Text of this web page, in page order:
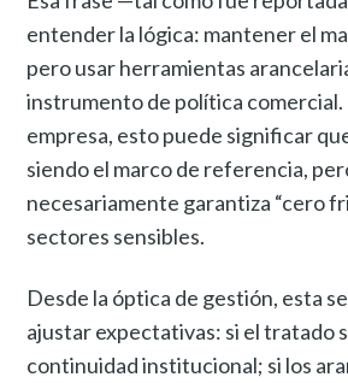
entender la lógica: mantener el
pero usar herramientas
instrumento de política comercial.
empresa, esto puede significar
siendo el marco de referencia,
necesariamente garantiza “cero
sectores sensibles.
Desde la óptica de gestión, esta
ajustar expectativas: si el tratado
continuidad institucional; si los